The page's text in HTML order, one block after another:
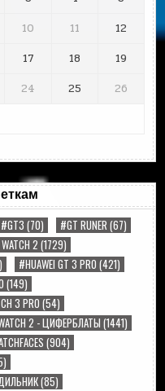
10 11
12
17 18
19
24 25
26
#GT3 (70) #GT RUNER (67)
2 (1729)
#HUAWEI GT 3 PRO (421)
(149)
3 PRO (54)
2 - ЦИФЕРБЛАТЫ (1441)
(904)
(85)